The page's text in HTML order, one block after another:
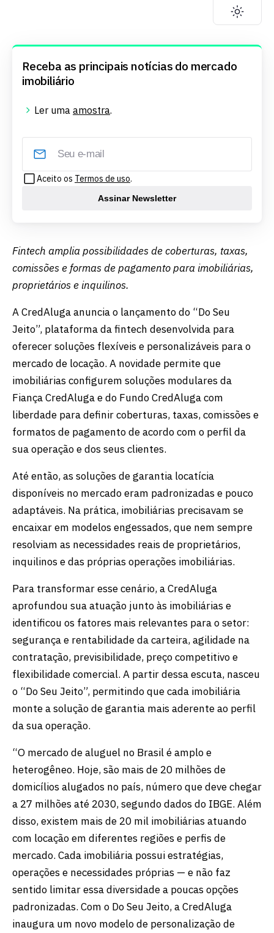
Receba as principais notícias do mercado
imobiliário
Ler uma amostra.
Aceito os Termos de uso.
Assinar Newsletter
Fintech amplia possibilidades de coberturas, taxas,
comissões e formas de pagamento para imobiliárias,
proprietários e inquilinos.
A CredAluga anuncia o lançamento do “Do Seu
Jeito”, plataforma da fintech desenvolvida para
oferecer soluções flexíveis e personalizáveis para o
mercado de locação. A novidade permite que
imobiliárias configurem soluções modulares da
Fiança CredAluga e do Fundo CredAluga com
liberdade para definir coberturas, taxas, comissões e
formatos de pagamento de acordo com o perfil da
sua operação e dos seus clientes.
Até então, as soluções de garantia locatícia
disponíveis no mercado eram padronizadas e pouco
adaptáveis. Na prática, imobiliárias precisavam se
encaixar em modelos engessados, que nem sempre
resolviam as necessidades reais de proprietários,
inquilinos e das próprias operações imobiliárias.
Para transformar esse cenário, a CredAluga
aprofundou sua atuação junto às imobiliárias e
identificou os fatores mais relevantes para o setor:
segurança e rentabilidade da carteira, agilidade na
contratação, previsibilidade, preço competitivo e
flexibilidade comercial. A partir dessa escuta, nasceu
o “Do Seu Jeito”, permitindo que cada imobiliária
monte a solução de garantia mais aderente ao perfil
da sua operação.
“O mercado de aluguel no Brasil é amplo e
heterogêneo. Hoje, são mais de 20 milhões de
domicílios alugados no país, número que deve chegar
a 27 milhões até 2030, segundo dados do IBGE. Além
disso, existem mais de 20 mil imobiliárias atuando
com locação em diferentes regiões e perfis de
mercado. Cada imobiliária possui estratégias,
operações e necessidades próprias — e não faz
sentido limitar essa diversidade a poucas opções
padronizadas. Com o Do Seu Jeito, a CredAluga
inaugura um novo modelo de personalização de